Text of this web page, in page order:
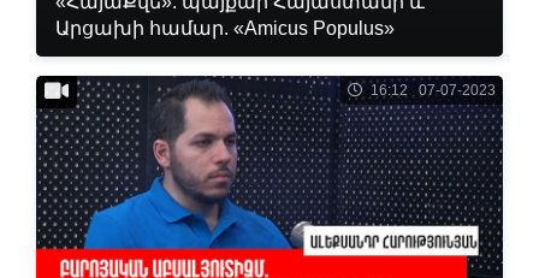
Արցախի համար. «Amicus Populus»
16:12 07-07-2023